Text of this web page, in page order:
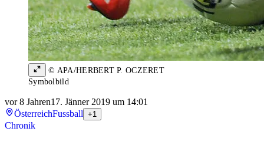
© APA/HERBERT P. OCZERET
Symbolbild
vor 8 Jahren17. Jänner 2019 um 14:01
ÖsterreichFussball +1
Chronik